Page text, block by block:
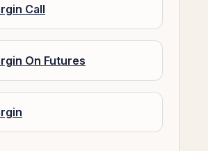
Call
On Futures